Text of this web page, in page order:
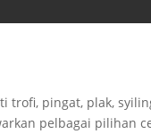
pingat, plak,
pelbagai pilihan